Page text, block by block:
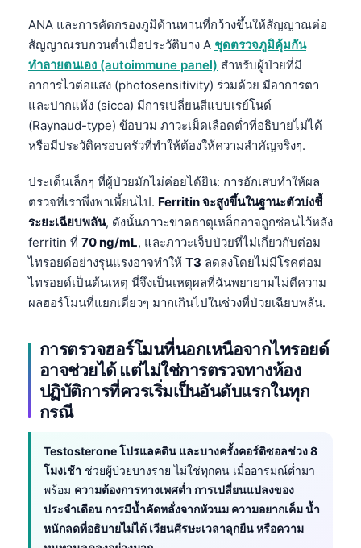
ANA และการคัดกรองภูมิต้านทานที่กว้างขึ้นให้สัญญาณต่อ
สัญญาณรบกวนต่ำเมื่อประวัติบาง A ชุดตรวจภูมิคุ้มกัน
ทำลายตนเอง (autoimmune panel) สำหรับผู้ป่วยที่มี
อาการไวต่อแสง (photosensitivity) ร่วมด้วย มีอาการตา
และปากแห้ง (sicca) มีการเปลี่ยนสีแบบเรย์โนด์
(Raynaud-type) ข้อบวม ภาวะเม็ดเลือดต่ำที่อธิบายไม่ได้
หรือมีประวัติครอบครัวที่ทำให้ต้องให้ความสำคัญจริงๆ.
ประเด็นเล็กๆ ที่ผู้ป่วยมักไม่ค่อยได้ยิน: การอักเสบทำให้ผล
ตรวจที่เราพึ่งพาเพี้ยนไป. Ferritin จะสูงขึ้นในฐานะตัวบ่งชี้
ระยะเฉียบพลัน, ดังนั้นภาวะขาดธาตุเหล็กอาจถูกซ่อนไว้หลัง
ferritin ที่ 70 ng/mL, และภาวะเจ็บป่วยที่ไม่เกี่ยวกับต่อม
ไทรอยด์อย่างรุนแรงอาจทำให้ T3 ลดลงโดยไม่มีโรคต่อม
ไทรอยด์เป็นต้นเหตุ นี่จึงเป็นเหตุผลที่ฉันพยายามไม่ตีความ
ผลฮอร์โมนที่แยกเดี่ยวๆ มากเกินไปในช่วงที่ป่วยเฉียบพลัน.
การตรวจฮอร์โมนที่นอกเหนือจากไทรอยด์
อาจช่วยได้ แต่ไม่ใช่การตรวจทางห้อง
ปฏิบัติการที่ควรเริ่มเป็นอันดับแรกในทุก
กรณี
Testosterone โปรแลคติน และบางครั้งคอร์ติซอลช่วง 8
โมงเช้า ช่วยผู้ป่วยบางราย ไม่ใช่ทุกคน เมื่ออารมณ์ต่ำมา
พร้อม ความต้องการทางเพศต่ำ การเปลี่ยนแปลงของ
ประจำเดือน การมีน้ำคัดหลั่งจากหัวนม ความอยากเค็ม น้ำ
หนักลดที่อธิบายไม่ได้ เวียนศีรษะเวลาลุกยืน หรือความ
हिन्दी
Bahasa Indonesia
Հայերեն
Íslenska
Српски језик
Svenska
Bosanski
Azərbaycan dili
Eesti
日本語
Čeština
ქართული
Русский
Lietuvių kalba
Polski
한국어
Slovenščina
Magyar
Shqip
বাংলা